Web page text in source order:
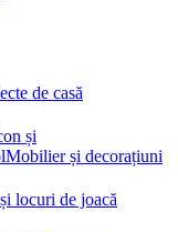
de casă
și
Mobilier și decorațiuni
locuri de joacă